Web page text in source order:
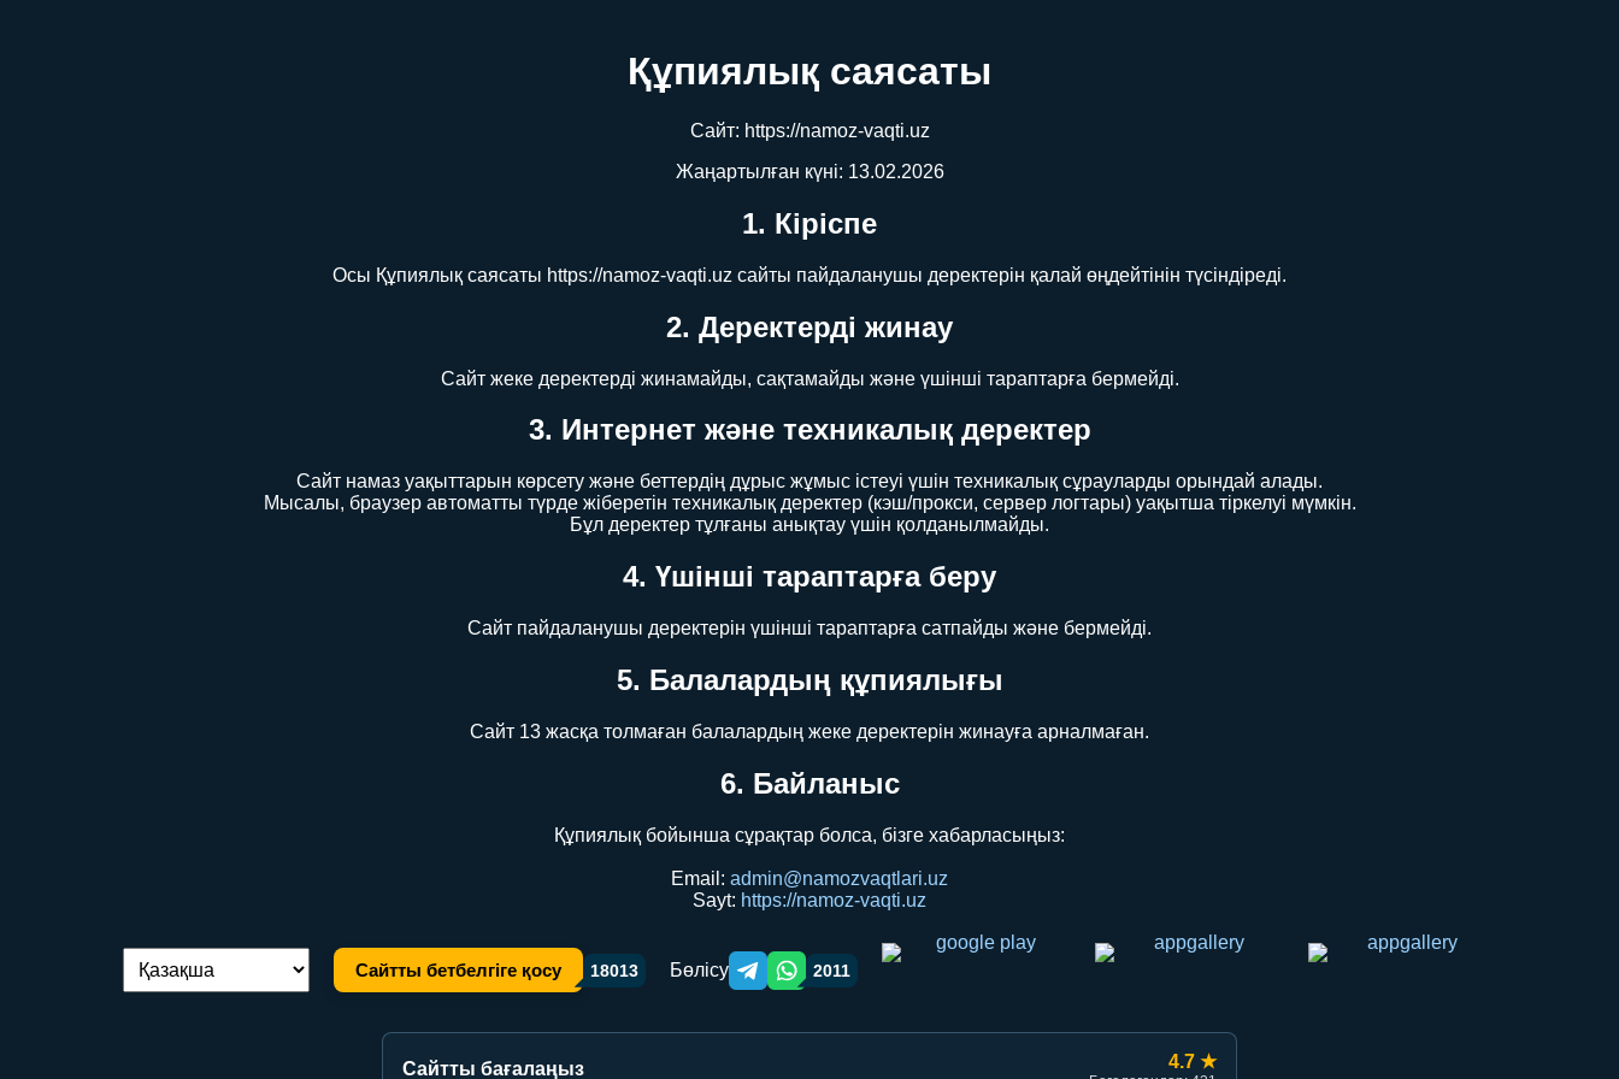
Құпиялық саясаты
Сайт: https://namoz-vaqti.uz
Жаңартылған күні: 13.02.2026
1. Кіріспе
Осы Құпиялық саясаты https://namoz-vaqti.uz сайты пайдаланушы деректерін қалай өңдейтінін түсіндіреді.
2. Деректерді жинау
Сайт жеке деректерді жинамайды, сақтамайды және үшінші тараптарға бермейді.
3. Интернет және техникалық деректер
Сайт намаз уақыттарын көрсету және беттердің дұрыс жұмыс істеуі үшін техникалық сұрауларды орындай алады.
Мысалы, браузер автоматты түрде жіберетін техникалық деректер (кэш/прокси, сервер логтары) уақытша тіркелуі мүмкін.
Бұл деректер тұлғаны анықтау үшін қолданылмайды.
4. Үшінші тараптарға беру
Сайт пайдаланушы деректерін үшінші тараптарға сатпайды және бермейді.
5. Балалардың құпиялығы
Сайт 13 жасқа толмаған балалардың жеке деректерін жинауға арналмаған.
6. Байланыс
Құпиялық бойынша сұрақтар болса, бізге хабарласыңыз:
Email: admin@namozvaqtlari.uz
Sayt: https://namoz-vaqti.uz
Тілді ауыстыру: Сайтты бетбелгіге қосу 18013 Бөлісу Telegram orqali ulashish
WhatsApp orqali ulashish
2011
Сайтты бағалаңыз 4.7 ★